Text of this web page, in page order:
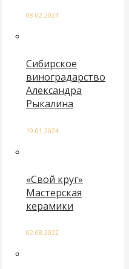
08.02.2024
Сибирское
виноградарство
Александра
Рыкалина
19.01.2024
«Свой круг»
Мастерская
керамики
02.08.2022